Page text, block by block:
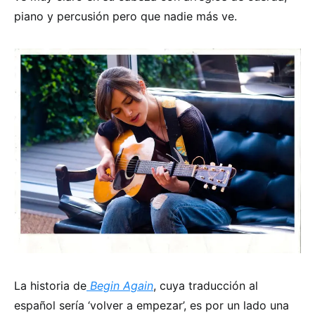
piano y percusión pero que nadie más ve.
La historia de Begin Again, cuya traducción al
español sería ‘volver a empezar’, es por un lado una